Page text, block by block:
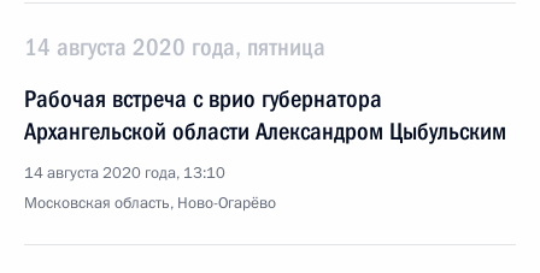
14 августа 2020 года, пятница
Рабочая встреча с врио губернатора
Архангельской области Александром Цыбульским
14 августа 2020 года, 13:10
Московская область, Ново-Огарёво